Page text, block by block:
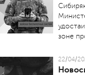
зоне
22/04/